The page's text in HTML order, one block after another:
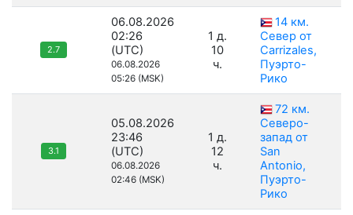
2.7
06.08.2026
02:26
(UTC)
06.08.2026
05:26 (MSK)
1 д.
10
ч.
14 км.
Север от
Carrizales,
Пуэрто-
Рико
3.1
05.08.2026
23:46
(UTC)
06.08.2026
02:46 (MSK)
1 д.
12
ч.
72 км.
Северо-
запад от
San
Antonio,
Пуэрто-
Рико